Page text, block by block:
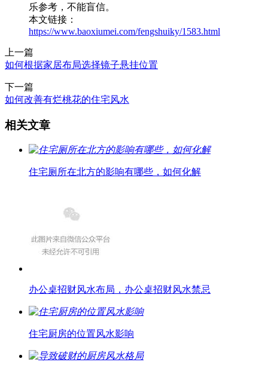
乐参考，不能盲信。
本文链接：
https://www.baoxiumei.com/fengshuiky/1583.html
上一篇
如何根据家居布局选择镜子悬挂位置
下一篇
如何改善有烂桃花的住宅风水
相关文章
住宅厕所在北方的影响有哪些，如何化解
办公桌招财风水布局，办公桌招财风水禁忌
住宅厨房的位置风水影响